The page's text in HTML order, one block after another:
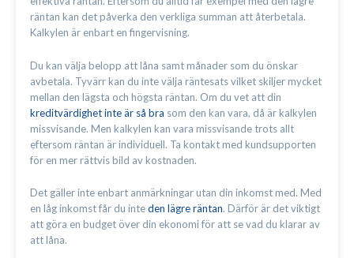
räntan kan det påverka den verkliga summan att återbetala.
Kalkylen är enbart en fingervisning.
Du kan välja belopp att låna samt månader som du önskar
avbetala. Tyvärr kan du inte välja räntesats vilket skiljer mycket
mellan den lägsta och högsta räntan. Om du vet att din
kreditvärdighet inte är så bra som den kan vara, då är kalkylen
missvisande. Men kalkylen kan vara missvisande trots allt
eftersom räntan är individuell. Ta kontakt med kundsupporten
för en mer rättvis bild av kostnaden.
Det gäller inte enbart anmärkningar utan din inkomst med. Med
en låg inkomst får du inteden lägre räntan. Därför är det viktigt
att göra en budget över din ekonomi för att se vad du klarar av
att låna.